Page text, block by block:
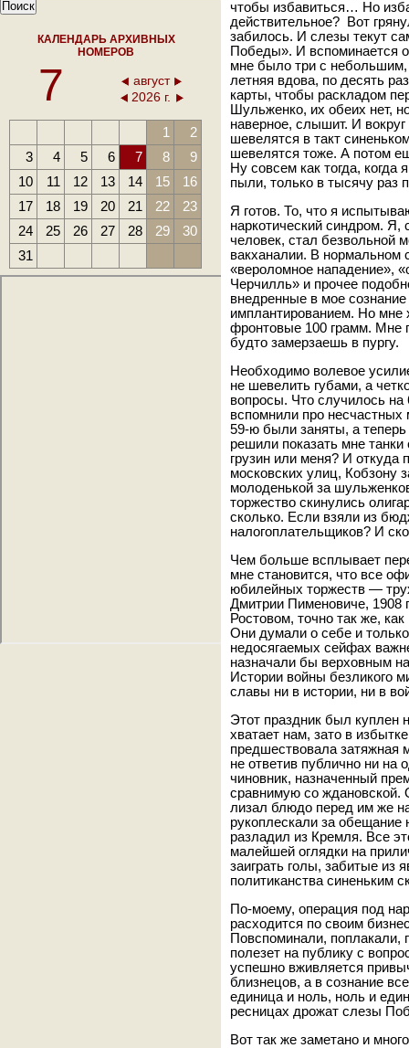
КАЛЕНДАРЬ АРХИВНЫХ
НОМЕРОВ
7
август
2026 г.
1
2
3
4 5 6 7 8
9
10
11 12 13 14 15
16
17
18 19 20 21 22
23
24
25 26 27 28 29
30
31
чтобы избавиться… Но
действительное? Вот
забилось. И слезы текут
Победы». И вспоминается
мне было три с небольшим,
летняя вдова, по десять
карты, чтобы раскладом
Шульженко, их обеих нет,
наверное, слышит. И
шевелятся в такт
шевелятся тоже. А потом
Ну совсем как тогда,
пыли, только в тысячу раз
Я готов. То, что я
наркотический синдром. Я,
человек, стал безвольной
вакханалии. В нормальном
«вероломное нападение»,
Черчилль» и прочее
внедренные в мое
имплантированием. Но
фронтовые 100 грамм. Мне
будто замерзаешь в пургу.
Необходимо волевое
не шевелить губами, а
вопросы. Что случилось
вспомнили про
59-ю были заняты, а
решили показать мне
грузин или меня? И откуда
московских улиц, Кобзону
молоденькой за
торжество скинулись
сколько. Если взяли из
налогоплательщиков? И
Чем больше всплывает
мне становится, что все
юбилейных торжеств —
Дмитрии Пименовиче, 1908
Ростовом, точно так же,
Они думали о себе и
недосягаемых сейфах
назначали бы верховным
Истории войны безликого
славы ни в истории, ни в
Этот праздник был куплен
хватает нам, зато в
предшествовала затяжная
не ответив публично ни на
чиновник, назначенный
сравнимую со ждановской.
лизал блюдо перед им же
рукоплескали за обещание
разладил из Кремля. Все
малейшей оглядки на
заиграть голы, забитые из
политиканства синеньким
По-моему, операция под
расходится по своим
Повспоминали, поплакали,
полезет на публику с
успешно вживляется
близнецов, а в сознание
единица и ноль, ноль и
ресницах дрожат слезы
Вот так же заметано и